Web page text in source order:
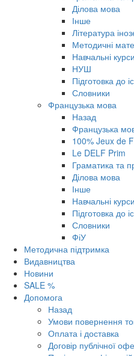
Ділова мова
Інше
Література
Методичні
Навчальні курси
НУШ
Підготовка до
Словники
Французька мова
Назад
Французька
100% Jeux de
Le DELF Prim
Граматика та
Ділова мова
Інше
Навчальні курси
Підготовка до
Словники
ФіУ
Методична підтримка
Видавництва
Новини
SALE %
Допомога
Назад
Умови повернення
Оплата і доставка
Договір публічної